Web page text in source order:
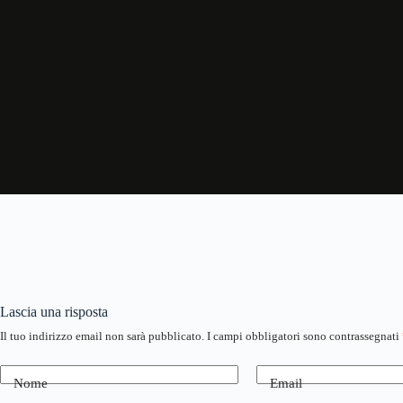
Lascia una risposta
Il tuo indirizzo email non sarà pubblicato. I campi obbligatori sono contrassegnati
Nome Email